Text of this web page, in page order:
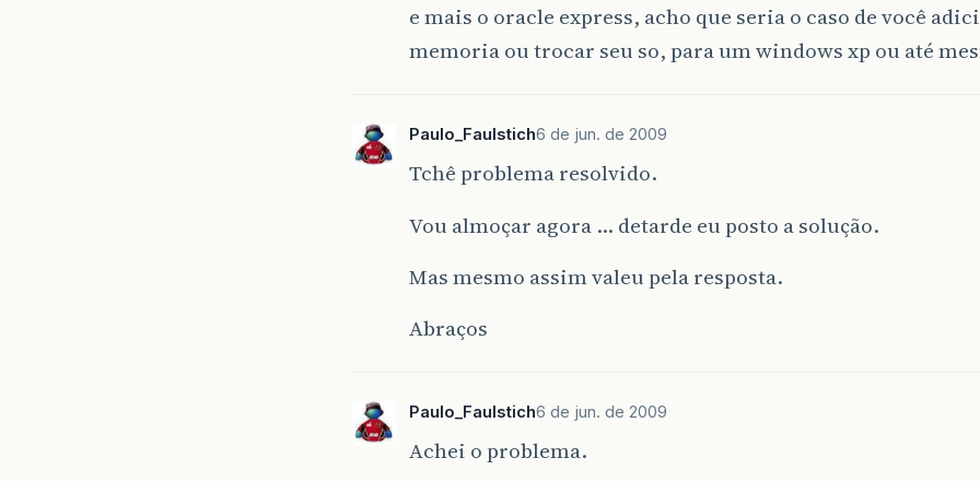
e mais o oracle express, acho que seria o caso de você
memoria ou trocar seu so, para um windows xp ou até
Paulo_Faulstich6 de jun. de 2009
Tchê problema resolvido.
Vou almoçar agora … detarde eu posto a solução.
Mas mesmo assim valeu pela resposta.
Abraços
Paulo_Faulstich6 de jun. de 2009
Achei o problema.